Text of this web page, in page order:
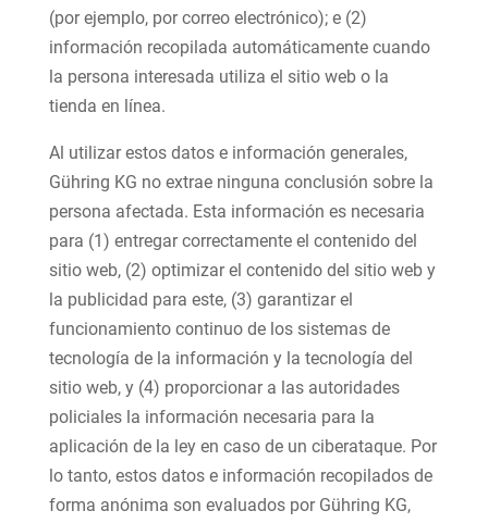
(por ejemplo, por correo electrónico); e (2)
información recopilada automáticamente cuando
la persona interesada utiliza el sitio web o la
tienda en línea.
Al utilizar estos datos e información generales,
Gühring KG no extrae ninguna conclusión sobre la
persona afectada. Esta información es necesaria
para (1) entregar correctamente el contenido del
sitio web, (2) optimizar el contenido del sitio web y
la publicidad para este, (3) garantizar el
funcionamiento continuo de los sistemas de
tecnología de la información y la tecnología del
sitio web, y (4) proporcionar a las autoridades
policiales la información necesaria para la
aplicación de la ley en caso de un ciberataque. Por
lo tanto, estos datos e información recopilados de
forma anónima son evaluados por Gühring KG,